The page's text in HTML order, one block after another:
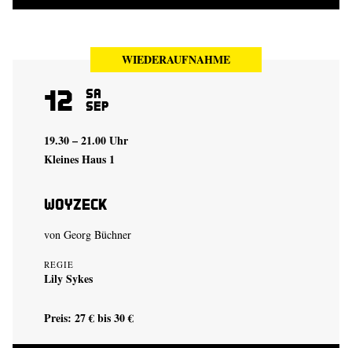
WIEDERAUFNAHME
12 Sa
Sep
19.30 – 21.00 Uhr
Kleines Haus 1
Woyzeck
von Georg Büchner
REGIE
Lily Sykes
Preis: 27 € bis 30 €